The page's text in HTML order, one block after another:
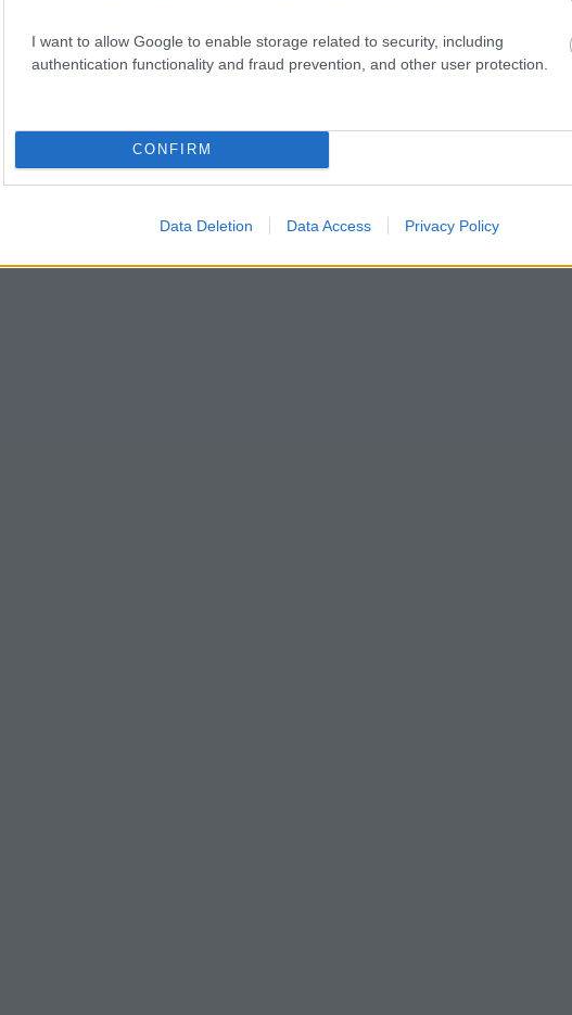
I want to allow Google to enable storage related to security, including
authentication functionality and fraud prevention, and other user protection.
CONFIRM
Data Deletion Data Access Privacy Policy